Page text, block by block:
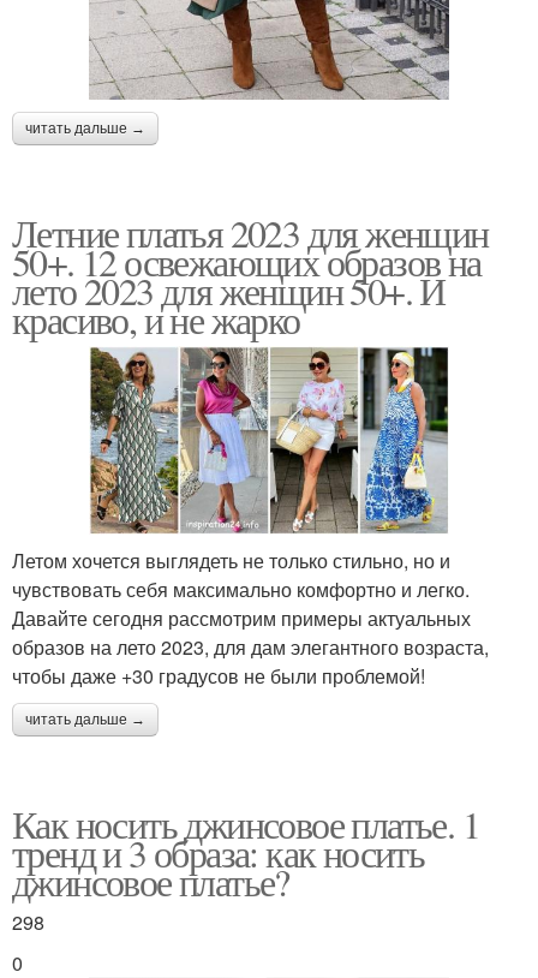
читать дальше →
Летние платья 2023 для женщин
50+. 12 освежающих образов на
лето 2023 для женщин 50+. И
красиво, и не жарко
Летом хочется выглядеть не только стильно, но и
чувствовать себя максимально комфортно и легко.
Давайте сегодня рассмотрим примеры актуальных
образов на лето 2023, для дам элегантного возраста,
чтобы даже +30 градусов не были проблемой!
читать дальше →
Как носить джинсовое платье. 1
тренд и 3 образа: как носить
джинсовое платье?
298
0